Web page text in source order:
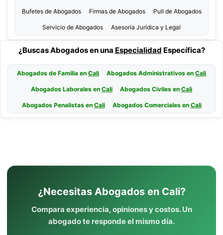
Bufetes de Abogados Firmas de Abogados Pull de Abogados
Servicio de Abogados Asesoría Jurídica y Legal
¿Buscas Abogados en una Especialidad Específica?
Abogados de Familia en Cali Abogados Administrativos en Cali
Abogados Laborales en Cali Abogados Civiles en Cali
Abogados Penalistas en Cali Abogados Comerciales en Cali
¿Necesitas Abogados en Cali?
Compara experiencia, opiniones y costos. Un
abogado te responde el mismo día.